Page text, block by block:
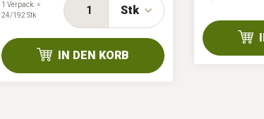
Stk
1 Verpack. =
24/192 Stk
IN DEN KORB